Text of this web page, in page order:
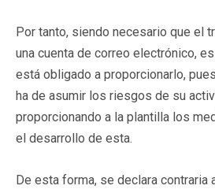
Por tanto, siendo necesario que el
una cuenta de correo electrónico,
está obligado a proporcionarlo,
ha de asumir los riesgos de su
proporcionando a la plantilla los
el desarrollo de esta.
De esta forma, se declara contraria